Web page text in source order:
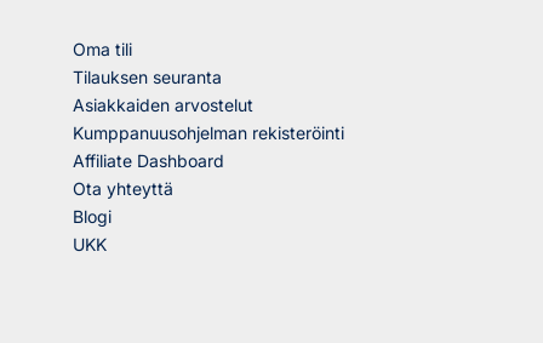
Oma tili
Tilauksen seuranta
Asiakkaiden arvostelut
Kumppanuusohjelman rekisteröinti
Affiliate Dashboard
Ota yhteyttä
Blogi
UKK